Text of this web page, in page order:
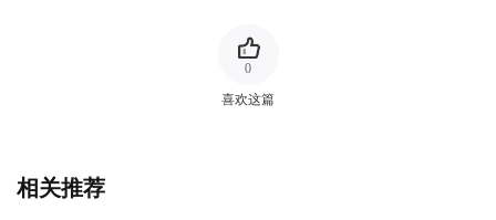
喜欢这篇
0
相关推荐